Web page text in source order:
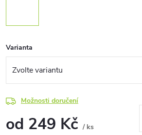
Varianta
Možnosti doručení
od 249 Kč / ks